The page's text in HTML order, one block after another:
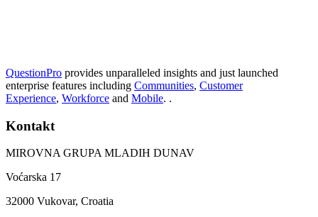
QuestionPro provides unparalleled insights and just launched
enterprise features including Communities, Customer
Experience, Workforce and Mobile. .
Kontakt
MIROVNA GRUPA MLADIH DUNAV
Voćarska 17
32000 Vukovar, Croatia